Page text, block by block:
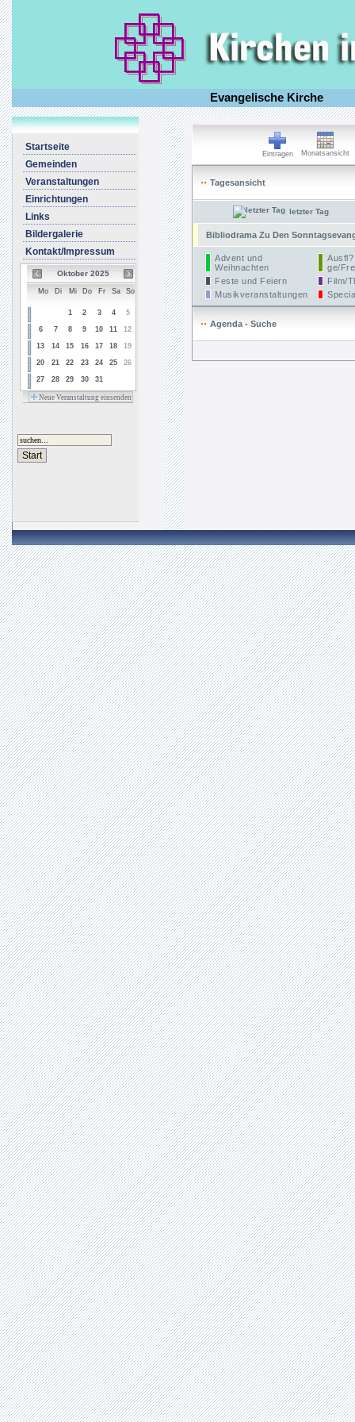
Evangelische Kirche
Startseite
Gemeinden
Veranstaltungen
Einrichtungen
Links
Bildergalerie
Kontakt/Impressum
Oktober 2025
Mo Di Mi Do Fr Sa So
1 2 3 4 5
6 7 8 9 10 11 12
13 14 15 16 17 18 19
20 21 22 23 24 25 26
27 28 29 30 31
Neue Veranstaltung einsenden
Eintragen Monatsansicht
Tagesansicht
letzter Tag
Bibliodrama Zu Den
Advent und
Weihnachten
Ausfl?
ge/
Feste und Feiern
Film/
Musikveranstaltungen
Agenda - Suche